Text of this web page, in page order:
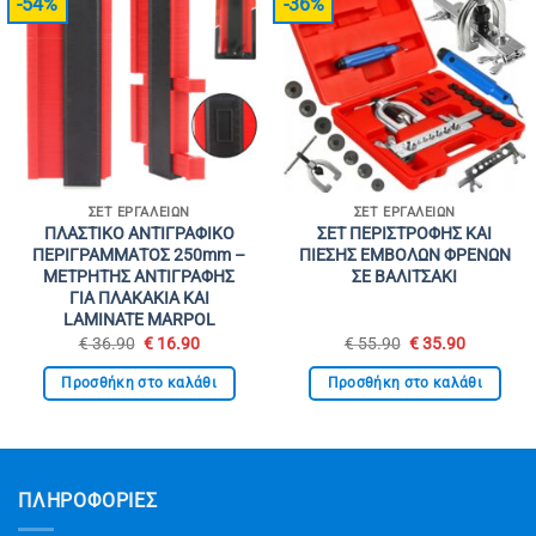
-54%
ΣΕΤ ΕΡΓΑΛΕΊΩΝ
ΠΛΑΣΤΙΚΟ ΑΝΤΙΓΡΑΦΙΚΟ
ΠΕΡΙΓΡΑΜΜΑΤΟΣ 250mm –
ΜΕΤΡΗΤΗΣ ΑΝΤΙΓΡΑΦΗΣ
ΓΙΑ ΠΛΑΚΑΚΙΑ ΚΑΙ
LAMINATE MARPOL
€36.90 Original
was:
€ 36.90.
€16.90Η
τιμή
είναι:
Προσθήκη στο καλάθι
-36%
ΣΕΤ ΕΡΓΑΛΕΊΩΝ
ΣΕΤ ΠΕΡΙΣΤΡΟΦΗΣ ΚΑΙ
ΠΙΕΣΗΣ ΕΜΒΟΛΩΝ ΦΡΕΝΩΝ
ΣΕ ΒΑΛΙΤΣΑΚΙ
€55.90 Original
was:
€ 55.90.
€35.90Η
τιμή
είναι:
Προσθήκη στο καλάθι
ΠΛΗΡΟΦΟΡΙΕΣ